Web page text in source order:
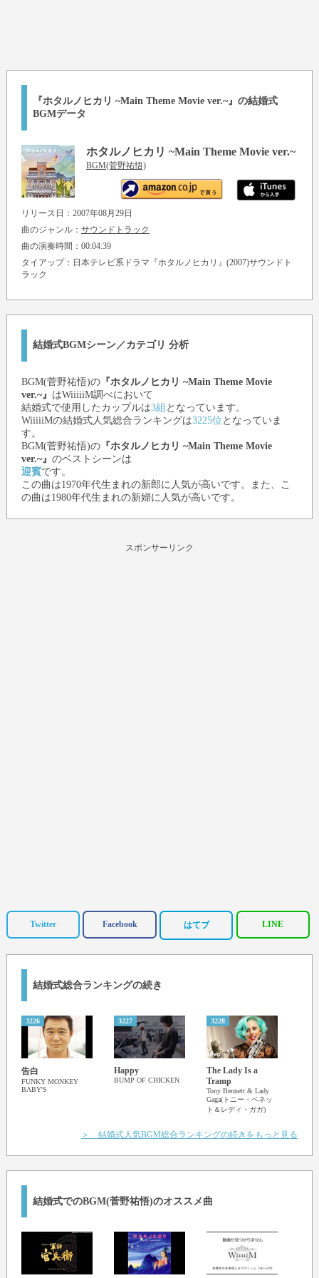
『ホタルノヒカリ ~Main Theme Movie ver.~』の結婚式
BGMデータ
ホタルノヒカリ ~Main Theme Movie ver.~
BGM(菅野祐悟)
リリース日：2007年08月29日
曲のジャンル： サウンドトラック
曲の演奏時間：00:04:39
タイアップ：日本テレビ系ドラマ『ホタルノヒカリ』(2007)サウンドト
ラック
結婚式BGMシーン／カテゴリ 分析
BGM(菅野祐悟)の『ホタルノヒカリ ~Main Theme Movie
ver.~』 はWiiiiiM調べにおいて
結婚式で使用したカップルは3組 となっています。
WiiiiiMの結婚式人気総合ランキングは3225位 となっていま
す。
BGM(菅野祐悟)の『ホタルノヒカリ ~Main Theme Movie
ver.~』 のベストシーンは
迎賓です。
この曲は1970年代生まれの新郎に人気が高いです。また、こ
の曲は1980年代生まれの新婦に人気が高いです。
スポンサーリンク
Twitter Facebook はてブ LINE
結婚式総合ランキングの続き
3226
告白
FUNKY MONKEY
BΛBY'S
3227
Happy
BUMP OF CHICKEN
3228
The Lady Is a
Tramp
Tony Bennett & Lady
Gaga(トニー・ベネッ
ト＆レディ・ガガ)
＞ 結婚式人気BGM総合ランキングの続きをもっと見る
結婚式でのBGM(菅野祐悟)のオススメ曲